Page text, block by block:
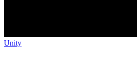
Unity